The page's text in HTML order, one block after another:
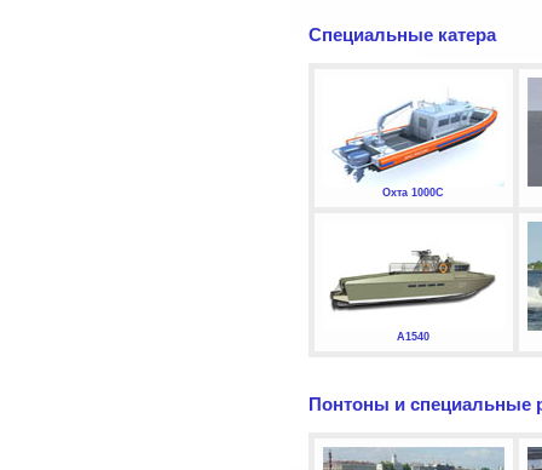
Специальные катера
Охта 1000С
А1540
Понтоны и специальные